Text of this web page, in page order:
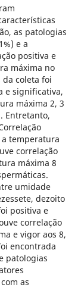
as patologias
e a
positiva e
máxima no
coleta foi
e significativa,
máxima 2, 3
Entretanto,
temperatura
correlação
máxima 8
umidade
dezoito
positiva e
correlação
e vigor aos 8,
encontrada
patologias
as